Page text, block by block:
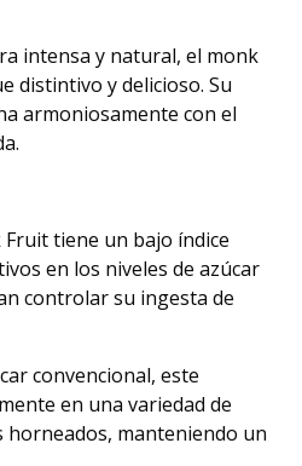
intensa y natural, el monk
distintivo y delicioso. Su
armoniosamente con el
tiene un bajo índice
en los niveles de azúcar
controlar su ingesta de
convencional, este
en una variedad de
horneados, manteniendo un